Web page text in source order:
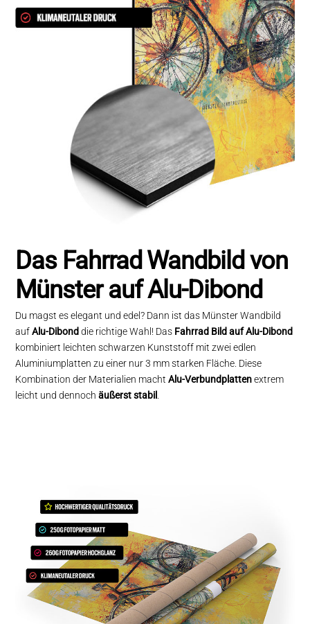
Das Fahrrad Wandbild von
Münster auf Alu-Dibond
Du magst es elegant und edel? Dann ist das Münster Wandbild
aufAlu-Dibonddie richtige Wahl! Das Fahrrad Bild auf Alu-Dibond
kombiniert leichten schwarzen Kunststoff mit zwei edlen
Aluminiumplatten zu einer nur 3 mm starken Fläche. Diese
Kombination der Materialien machtAlu-Verbundplattenextrem
leicht und dennochäußerst stabil